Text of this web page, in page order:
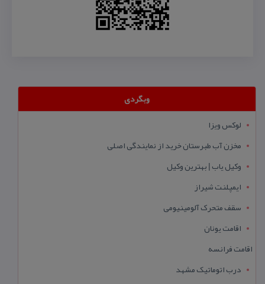
وبگردی
لوکس ویزا
مخزن آب طبرستان خرید از نمایندگی اصلی
وکیل یاب | بهترین وکیل
ایمپلنت شیراز
سقف متحرک آلومینیومی
اقامت یونان
اقامت فرانسه
درب اتوماتیک مشهد